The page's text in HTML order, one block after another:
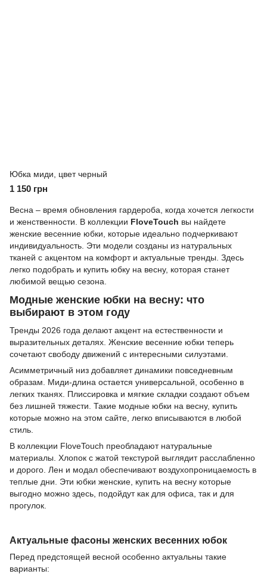
Юбка миди, цвет черный
1 150 грн
Весна – время обновления гардероба, когда хочется легкости
и женственности. В коллекции FloveTouch вы найдете
женские весенние юбки, которые идеально подчеркивают
индивидуальность. Эти модели созданы из натуральных
тканей с акцентом на комфорт и актуальные тренды. Здесь
легко подобрать и купить юбку на весну, которая станет
любимой вещью сезона.
Модные женские юбки на весну: что
выбирают в этом году
Тренды 2026 года делают акцент на естественности и
выразительных деталях. Женские весенние юбки теперь
сочетают свободу движений с интересными силуэтами.
Асимметричный низ добавляет динамики повседневным
образам. Миди-длина остается универсальной, особенно в
легких тканях. Плиссировка и мягкие складки создают объем
без лишней тяжести. Такие модные юбки на весну, купить
которые можно на этом сайте, легко вписываются в любой
стиль.
В коллекции FloveTouch преобладают натуральные
материалы. Хлопок с жатой текстурой выглядит расслабленно
и дорого. Лен и модал обеспечивают воздухопроницаемость в
теплые дни. Эти юбки женские, купить на весну которые
выгодно можно здесь, подойдут как для офиса, так и для
прогулок.
Актуальные фасоны женских весенних юбок
Перед предстоящей весной особенно актуальны такие
варианты: